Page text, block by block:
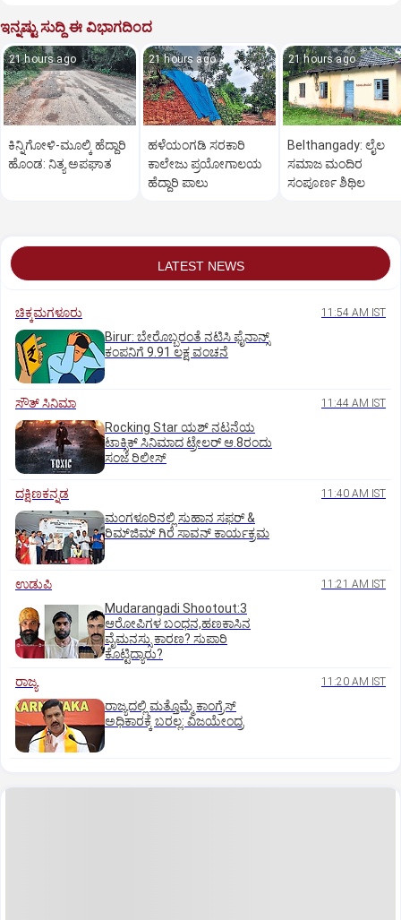
ಇನ್ನಷ್ಟು ಸುದ್ದಿ ಈ ವಿಭಾಗದಿಂದ
21 hours ago
ಕಿನ್ನಿಗೋಳಿ-ಮೂಲ್ಕಿ ಹೆದ್ದಾರಿ
ಹೊಂಡ: ನಿತ್ಯ ಅಪಘಾತ
21 hours ago
ಹಳೆಯಂಗಡಿ ಸರಕಾರಿ
ಕಾಲೇಜು ಪ್ರಯೋಗಾಲಯ
ಹೆದ್ದಾರಿ ಪಾಲು
21 hours ago
Belthangady: ಲೈಲ
ಸಮಾಜ ಮಂದಿರ
ಸಂಪೂರ್ಣ ಶಿಥಿಲ
LATEST NEWS
ಚಿಕ್ಕಮಗಳೂರು 11:54 AM IST
Birur: ಬೇರೊಬ್ಬರಂತೆ ನಟಿಸಿ ಫೈನಾನ್ಸ್
ಕಂಪನಿಗೆ 9.91 ಲಕ್ಷ ವಂಚನೆ
ಸೌತ್‌ ಸಿನಿಮಾ 11:44 AM IST
Rocking Star ಯಶ್‌ ನಟನೆಯ
ಟಾಕ್ಸಿಕ್‌ ಸಿನಿಮಾದ ಟ್ರೇಲರ್‌ ಆ.8ರಂದು
ಸಂಜೆ ರಿಲೀಸ್
ದಕ್ಷಿಣಕನ್ನಡ 11:40 AM IST
ಮಂಗಳೂರಿನಲ್ಲಿ ಸುಹಾನ ಸಫರ್ &
ರಿಮ್‌ಜಿಮ್ ಗಿರೆ ಸಾವನ್ ಕಾರ್ಯಕ್ರಮ
ಉಡುಪಿ 11:21 AM IST
Mudarangadi Shootout:‌3
ಆರೋಪಿಗಳ ಬಂಧನ,ಹಣಕಾಸಿನ
ವೈಮನಸ್ಸು ಕಾರಣ? ಸುಪಾರಿ
ಕೊಟ್ಟಿದ್ಯಾರು?
ರಾಜ್ಯ
11:20 AM IST
ರಾಜ್ಯದಲ್ಲಿ ಮತ್ತೊಮ್ಮೆ ಕಾಂಗ್ರೆಸ್‌
ಅಧಿಕಾರಕ್ಕೆ ಬರಲ್ಲ: ವಿಜಯೇಂದ್ರ